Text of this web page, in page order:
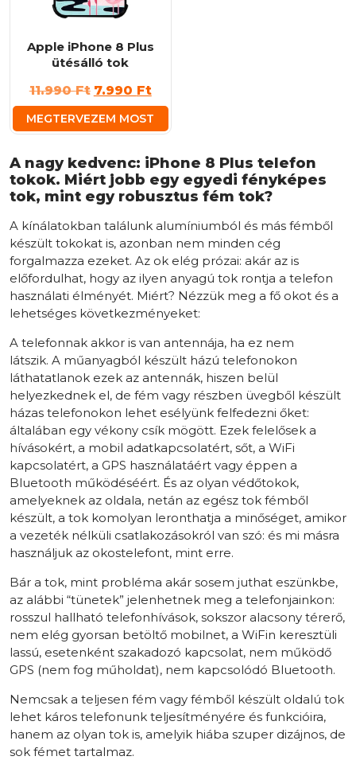
Apple iPhone 8 Plus
ütésálló tok
11.990Ft Original
price
was:
7.990 FtCurrent
price
is:
MEGTERVEZEM MOST
A nagy kedvenc: iPhone 8 Plus telefon
tokok. Miért jobb egy egyedi fényképes
tok, mint egy robusztus fém tok?
A kínálatokban találunk alumíniumból és más fémből
készült tokokat is, azonban nem minden cég
forgalmazza ezeket. Az ok elég prózai: akár az is
előfordulhat, hogy az ilyen anyagú tok rontja a telefon
használati élményét. Miért? Nézzük meg a fő okot és a
lehetséges következményeket:
A telefonnak akkor is van antennája, ha ez nem
látszik. A műanyagból készült házú telefonokon
láthatatlanok ezek az antennák, hiszen belül
helyezkednek el, de fém vagy részben üvegből készült
házas telefonokon lehet esélyünk felfedezni őket:
általában egy vékony csík mögött. Ezek felelősek a
hívásokért, a mobil adatkapcsolatért, sőt, a WiFi
kapcsolatért, a GPS használatáért vagy éppen a
Bluetooth működéséért. És az olyan védőtokok,
amelyeknek az oldala, netán az egész tok fémből
készült, a tok komolyan leronthatja a minőséget, amikor
a vezeték nélküli csatlakozásokról van szó: és mi másra
használjuk az okostelefont, mint erre.
Bár a tok, mint probléma akár sosem juthat eszünkbe,
az alábbi “tünetek” jelenhetnek meg a telefonjainkon:
rosszul hallható telefonhívások, sokszor alacsony térerő,
nem elég gyorsan betöltő mobilnet, a WiFin keresztüli
lassú, esetenként szakadozó kapcsolat, nem működő
GPS (nem fog műholdat), nem kapcsolódó Bluetooth.
Nemcsak a teljesen fém vagy fémből készült oldalú tok
lehet káros telefonunk teljesítményére és funkcióira,
hanem az olyan tok is, amelyik hiába szuper dizájnos, de
sok fémet tartalmaz.